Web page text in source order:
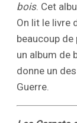
bois. Cet
On lit le livre
beaucoup de
un album de
donne un
Guerre.